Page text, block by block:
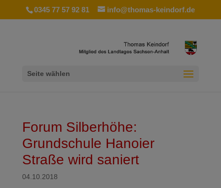
0345 77 57 92 81 info@thomas-keindorf.de
Seite wählen
Forum Silberhöhe:
Grundschule Hanoier
Straße wird saniert
04.10.2018